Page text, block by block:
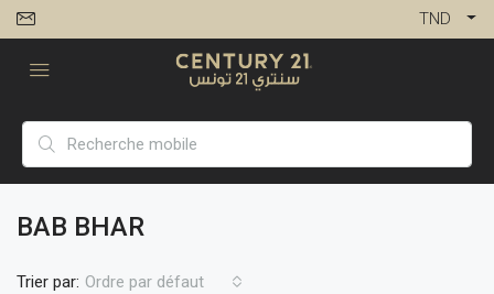
TND
BAB BHAR
Trier par: Ordre par défaut